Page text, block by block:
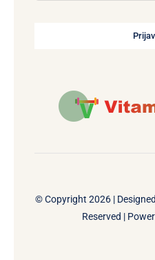
© Copyright 2026 |
Reserved |